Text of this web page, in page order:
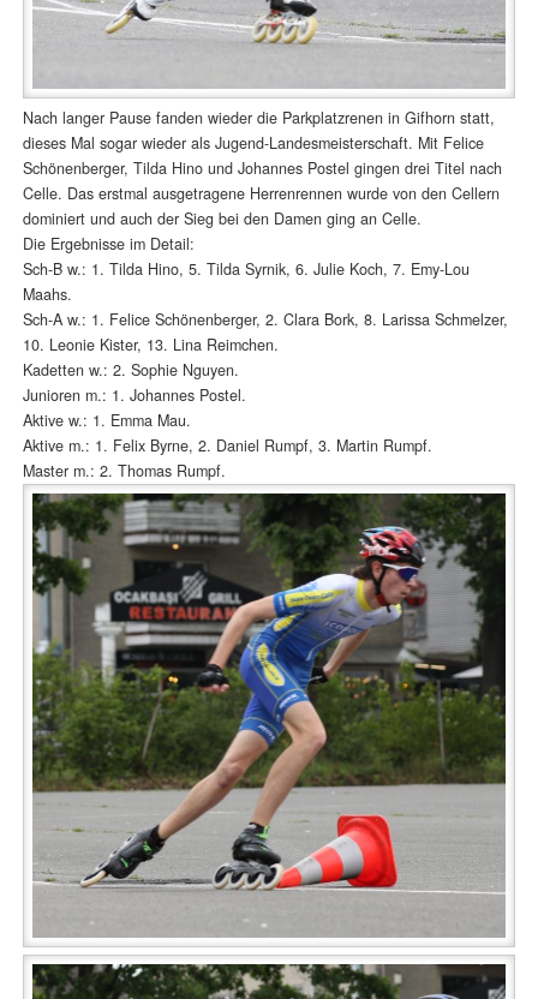
Nach langer Pause fanden wieder die Parkplatzrenen in Gifhorn statt,
dieses Mal sogar wieder als Jugend-Landesmeisterschaft. Mit Felice
Schönenberger, Tilda Hino und Johannes Postel gingen drei Titel nach
Celle. Das erstmal ausgetragene Herrenrennen wurde von den Cellern
dominiert und auch der Sieg bei den Damen ging an Celle.
Die Ergebnisse im Detail:
Sch-B w.: 1. Tilda Hino, 5. Tilda Syrnik, 6. Julie Koch, 7. Emy-Lou
Maahs.
Sch-A w.: 1. Felice Schönenberger, 2. Clara Bork, 8. Larissa Schmelzer,
10. Leonie Kister, 13. Lina Reimchen.
Kadetten w.: 2. Sophie Nguyen.
Junioren m.: 1. Johannes Postel.
Aktive w.: 1. Emma Mau.
Aktive m.: 1. Felix Byrne, 2. Daniel Rumpf, 3. Martin Rumpf.
Master m.: 2. Thomas Rumpf.